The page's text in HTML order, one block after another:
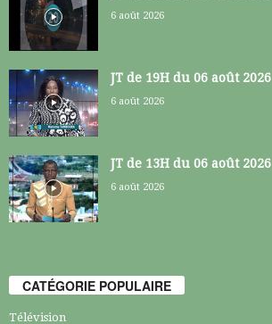
6 août 2026
JT de 19H du 06 août 2026
6 août 2026
JT de 13H du 06 août 2026
6 août 2026
CATÉGORIE POPULAIRE
Télévision